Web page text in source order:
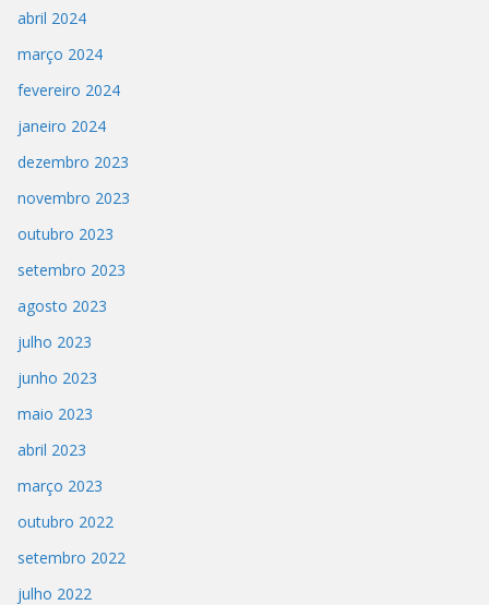
abril 2024
março 2024
fevereiro 2024
janeiro 2024
dezembro 2023
novembro 2023
outubro 2023
setembro 2023
agosto 2023
julho 2023
junho 2023
maio 2023
abril 2023
março 2023
outubro 2022
setembro 2022
julho 2022